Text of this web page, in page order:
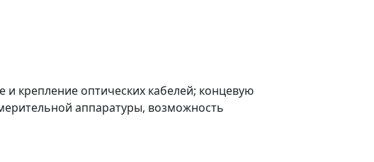
крепление оптических кабелей; концевую
аппаратуры, возможность